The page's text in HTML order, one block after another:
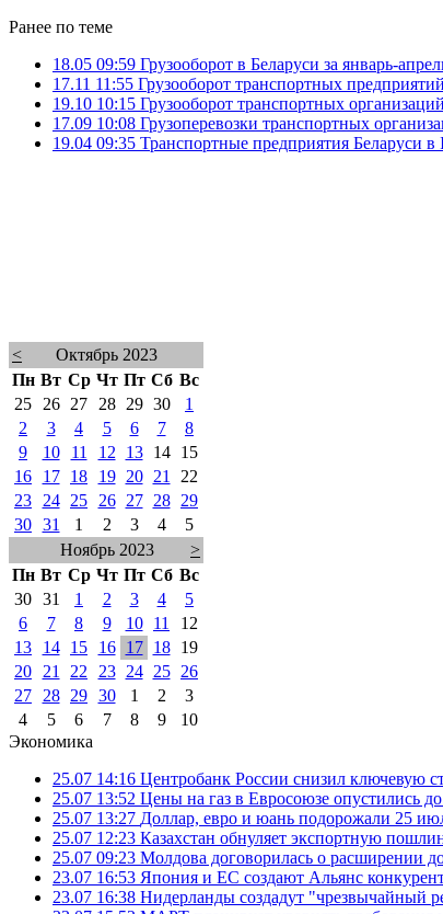
Ранее по теме
18.05 09:59 Грузооборот в Беларуси за январь-
17.11 11:55 Грузооборот транспортных
19.10 10:15 Грузооборот транспортных
17.09 10:08 Грузоперевозки транспортных
19.04 09:35 Транспортные предприятия Беларуси в
<
Октябрь 2023
Пн Вт Ср Чт Пт Сб Вс
25
26 27 28 29 30
1
2
3 4 5 6 7
8
9
10 11 12 13 14
15
16
17 18 19 20 21
22
23
24 25 26 27 28
29
30 31 1 2 3 4
5
Ноябрь 2023
>
Пн Вт Ср Чт Пт Сб Вс
30 31 1 2 3 4
5
6
7 8 9 10 11
12
13
14 15 16 17 18
19
20
21 22 23 24 25
26
27
28 29 30 1 2
3
4
5 6 7 8 9
10
Экономика
25.07 14:16 Центробанк России снизил ключевую
25.07 13:52 Цены на газ в Евросоюзе опустились
25.07 13:27 Доллар, евро и юань подорожали 25
25.07 12:23 Казахстан обнуляет экспортную
25.07 09:23 Молдова договорилась о расширении
23.07 16:53 Япония и ЕС создают Альянс
23.07 16:38 Нидерланды создадут "чрезвычайный